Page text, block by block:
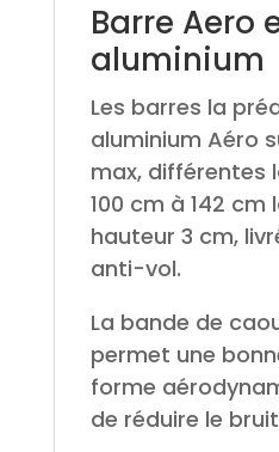
Barre Aero
aluminium
Les barres la
aluminium Aéro
max, différentes
100 cm à 142 cm
hauteur 3 cm,
anti-vol.
La bande de
permet une
forme
de réduire le